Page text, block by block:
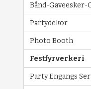
Bånd-Gaveesker-
Partydekor
Photo Booth
Festfyrverkeri
Party Engangs